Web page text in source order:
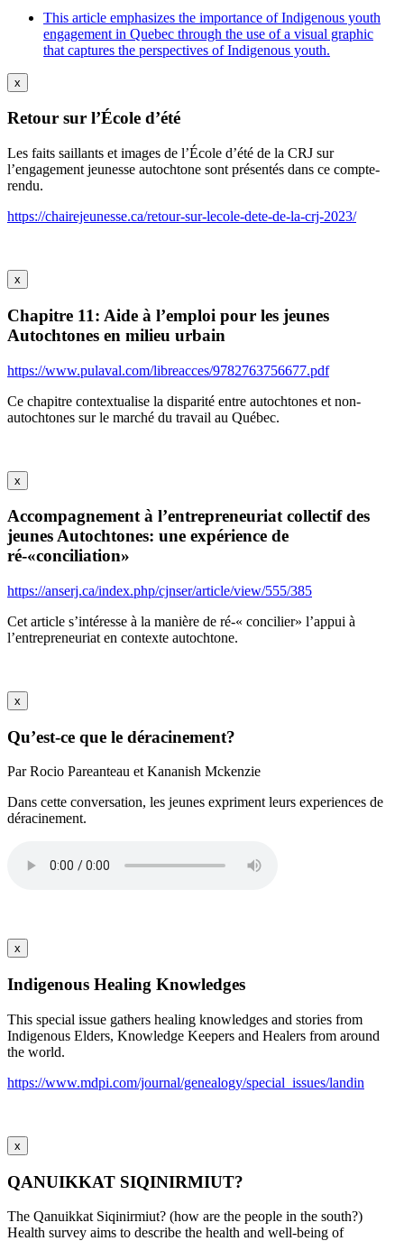
This article emphasizes the importance of Indigenous youth
engagement in Quebec through the use of a visual graphic
that captures the perspectives of Indigenous youth.
x
Retour sur l’École d’été
Les faits saillants et images de l’École d’été de la CRJ sur
l’engagement jeunesse autochtone sont présentés dans ce compte-
rendu.
https://chairejeunesse.ca/retour-sur-lecole-dete-de-la-crj-2023/
x
Chapitre 11: Aide à l’emploi pour les jeunes
Autochtones en milieu urbain
https://www.pulaval.com/libreacces/9782763756677.pdf
Ce chapitre contextualise la disparité entre autochtones et non-
autochtones sur le marché du travail au Québec.
x
Accompagnement à l’entrepreneuriat collectif des
jeunes Autochtones: une expérience de
ré-«conciliation»
https://anserj.ca/index.php/cjnser/article/view/555/385
Cet article s’intéresse à la manière de ré-« concilier» l’appui à
l’entrepreneuriat en contexte autochtone.
x
Qu’est-ce que le déracinement?
Par Rocio Pareanteau et Kananish Mckenzie
Dans cette conversation, les jeunes expriment leurs experiences de
déracinement.
x
Indigenous Healing Knowledges
This special issue gathers healing knowledges and stories from
Indigenous Elders, Knowledge Keepers and Healers from around
the world.
https://www.mdpi.com/journal/genealogy/special_issues/landin
x
QANUIKKAT SIQINIRMIUT?
The Qanuikkat Siqinirmiut? (how are the people in the south?)
Health survey aims to describe the health and well-being of